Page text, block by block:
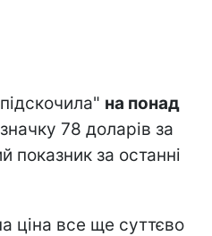
на понад
78 доларів за
за останні
ціна все ще суттєво